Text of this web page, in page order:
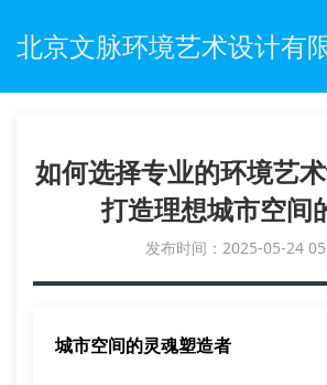
北京文脉环境艺术设计有
如何选择专业的环境艺
打造理想城市空间
发布时间：2025-05-24
城市空间的灵魂塑造者